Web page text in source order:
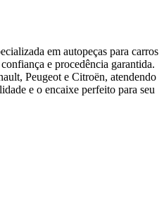
em autopeças para carros
e procedência garantida.
Peugeot e Citroën, atendendo
e o encaixe perfeito para seu